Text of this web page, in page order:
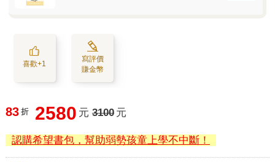
喜歡+1
寫評價
賺金幣
83 折 2580 元 3100 元
認購希望書包，幫助弱勢孩童上學不中斷！